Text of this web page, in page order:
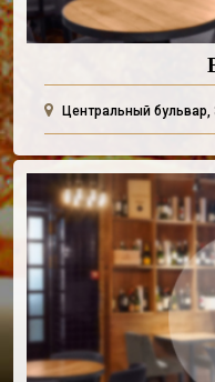
Центральный бульвар,